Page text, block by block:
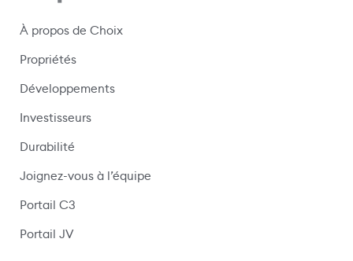
À propos de Choix
Propriétés
Développements
Investisseurs
Durabilité
Joignez-vous à l’équipe
Portail C3
Portail JV(s’ouvre dans une nouvelle fenêtre)